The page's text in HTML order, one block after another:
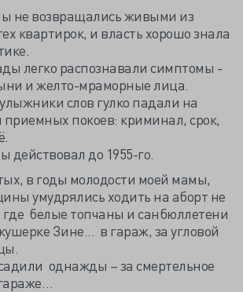
не возвращались живыми из
квартирок, и власть хорошо знала
легко распознавали симптомы -
и желто-мраморные лица.
слов гулко падали на
покоев: криминал, срок,
действовал до 1955-го.
в годы молодости моей мамы,
умудрялись ходить на аборт не
белые топчаны и санбюллетени
Зине... в гараж, за угловой
однажды – за смертельное